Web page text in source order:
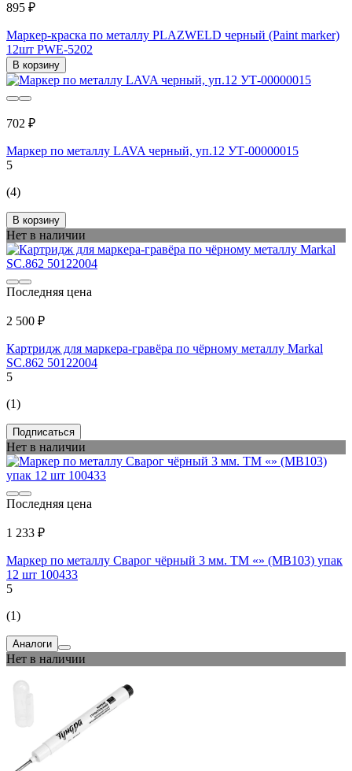
895 ₽
Маркер-краска по металлу PLAZWELD черный (Paint marker)
12шт PWE-5202
В корзину
702 ₽
Маркер по металлу LAVA черный, уп.12 УТ-00000015
5
(4)
В корзину
Нет в наличии
Последняя цена
2 500 ₽
Картридж для маркера-гравёра по чёрному металлу Markal
SC.862 50122004
5
(1)
Подписаться
Нет в наличии
Последняя цена
1 233 ₽
Маркер по металлу Сварог чёрный 3 мм. ТМ «» (MB103) упак
12 шт 100433
5
(1)
Аналоги
Нет в наличии